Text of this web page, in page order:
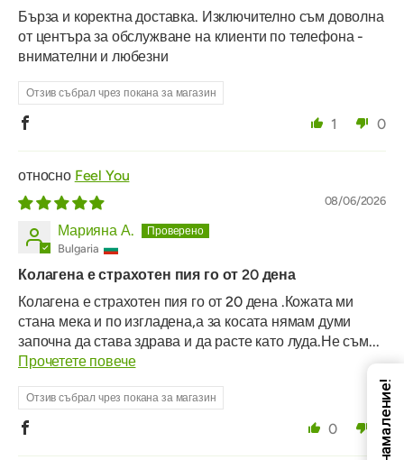
Бърза и коректна доставка. Изключително съм доволна
от центъра за обслужване на клиенти по телефона -
внимателни и любезни
Отзив събрал чрез покана за магазин
1 0
Feel You
08/06/2026
Марияна А.
Bulgaria
Колагена е страхотен пия го от 20 дена
Колагена е страхотен пия го от 20 дена .Кожата ми
стана мека и по изгладена,а за косата нямам думи
започна да става здрава и да расте като луда.Не съм...
Прочетете повече
Отзив събрал чрез покана за магазин
0 0